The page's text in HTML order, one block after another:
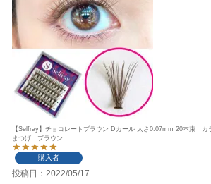
【Selfray】チョコレートブラウン Dカール 太さ0.07mm 20本束
まつげ ブラウン
購入者
投稿日 2022/05/17